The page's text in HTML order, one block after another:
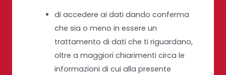
di accedere ai dati dando conferma
che sia o meno in essere un
trattamento di dati che ti riguardano,
oltre a maggiori chiarimenti circa le
informazioni di cui alla presente